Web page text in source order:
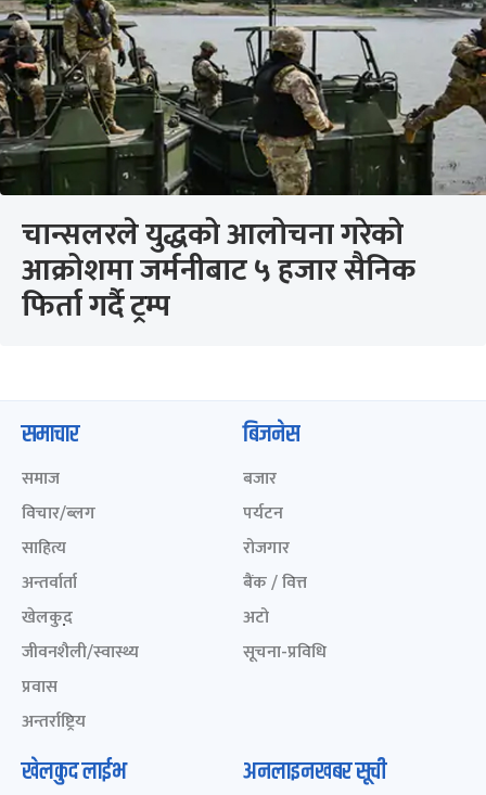
चान्सलरले युद्धको आलोचना गरेको
आक्रोशमा जर्मनीबाट ५ हजार सैनिक
फिर्ता गर्दै ट्रम्प
समाचार
समाज
विचार/ब्लग
साहित्य
अन्तर्वार्ता
खेलकुद़़
जीवनशैली/स्वास्थ्य
प्रवास
अन्तर्राष्ट्रिय
बिजनेस
बजार
पर्यटन
रोजगार
बैंक / वित्त
अटो
सूचना-प्रविधि
खेलकुद लाईभ अनलाइनखबर सूची